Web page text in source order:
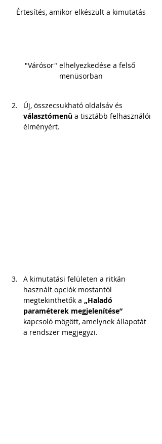
Értesítés, amikor elkészült a kimutatás
"Várósor" elhelyezkedése a felső
menüsorban
Új, összecsukható oldalsáv és
választómenü a tisztább felhasználói
élményért.
A kimutatási felületen a ritkán
használt opciók mostantól
megtekinthetők a „Haladó
paraméterek megjelenítése”
kapcsoló mögött, amelynek állapotát
a rendszer megjegyzi.